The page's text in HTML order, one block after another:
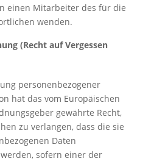
einen Mitarbeiter des für die
wenden.
(Recht auf Vergessen
personenbezogener
hat das vom Europäischen
gewährte Recht,
zu verlangen, dass die sie
Daten
sofern einer der